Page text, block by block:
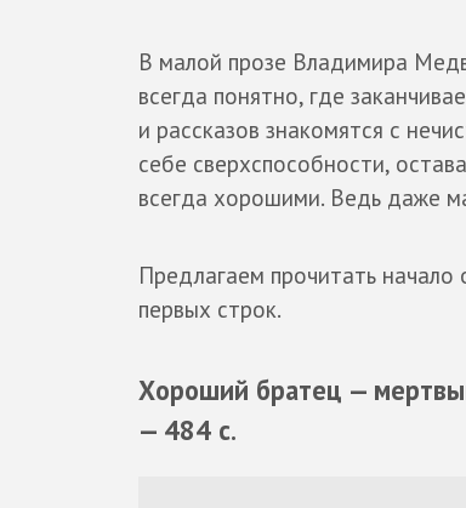
В малой прозе Владимира
всегда понятно, где
и рассказов знакомятся с
себе сверхспособности,
всегда хорошими. Ведь даже
Предлагаем прочитать
первых строк.
Хороший братец —
— 484 с.